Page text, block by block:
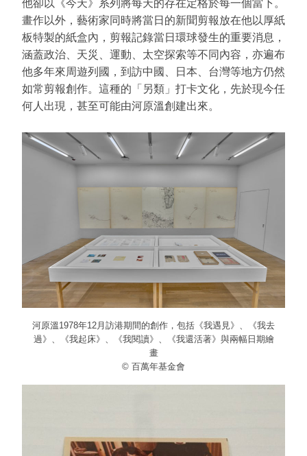
他卻以《今天》系列將每天的存在定格於每⼀個當下。
畫作以外，藝術家同時將當日的新聞剪報放在他以厚紙
板特製的紙盒內，剪報記錄當日環球發生的重要消息，
涵蓋政治、天災、運動、太空探索等不同內容，亦遍布
他多年來周遊列國，到訪中國、日本、台灣等地方仍然
如常剪報創作。這種的「另類」打卡文化，先於現今任
何人出現，甚至可能由河原溫創建出來。
河原溫1978年12月訪港期間的創作，包括《我遇見》、《我去
過》、《我起床》、《我閱讀》、《我還活著》與兩幅日期繪
畫
© 百萬年基金會